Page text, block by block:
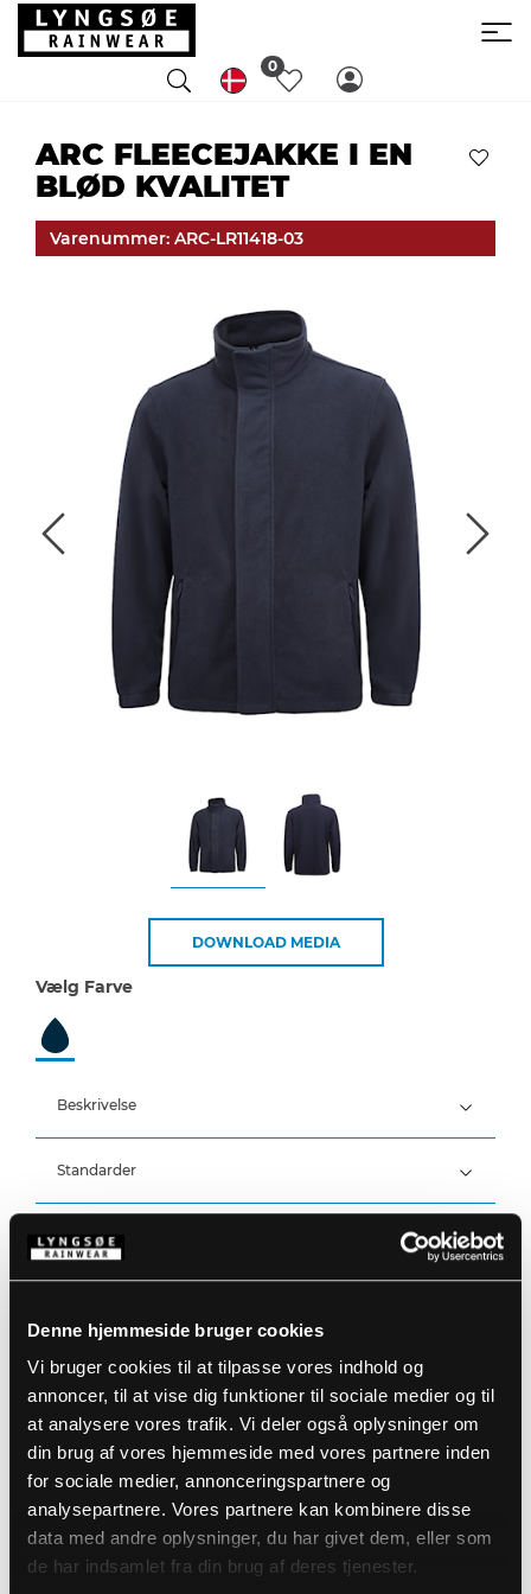
Denne hjemmeside bruger cookies
Vi bruger cookies til at tilpasse vores indhold og
annoncer, til at vise dig funktioner til sociale medier og til
at analysere vores trafik. Vi deler også oplysninger om
din brug af vores hjemmeside med vores partnere inden
for sociale medier, annonceringspartnere og
analysepartnere. Vores partnere kan kombinere disse
data med andre oplysninger, du har givet dem, eller som
de har indsamlet fra din brug af deres tjenester.
0
ARC FLEECEJAKKE I EN
BLØD KVALITET
Varenummer: ARC-LR11418-03
DOWNLOAD MEDIA
Vælg Farve
Beskrivelse
60% Modakryl, 38% Bomuld, 2% Antistatisk, 280 g/m²
ATPV 11 cal/cm², EBT50 9,2 cal/cm², ELIM 8,5 cal/cm²
Standarder
Detaljer
To sidelommer med lynlås
Ryglængde (71 cm, str. L)
Kan vaskes ved 60° grader
Kan lynes i ARC-LR15055 + ARC-LR18055
Varenummer: ARC-LR11418-03
EAN: 5708217965383
Størrelsesguide
Vaskeanvisninger
Plejeinstruktioner:
Anvend ikke skyllemiddel
Anvend ikke blegemidler
DOWNLOAD PRODUKTBLAD
DOWNLOAD TIL ANDRE SPROG